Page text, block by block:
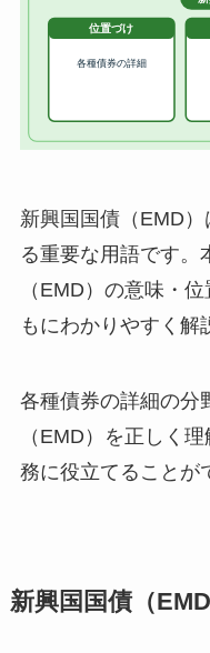
新興国国債（EMD
る重要な用語です。
（EMD）の意味・
もにわかりやすく解
各種債券の詳細の分
（EMD）を正しく
務に役立てることが
新興国国債（